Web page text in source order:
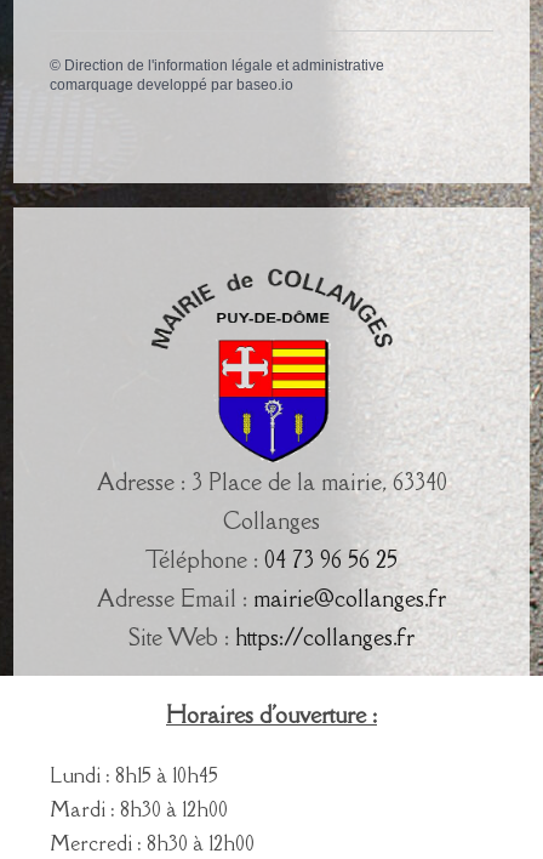
© Direction de l'information légale et administrative
comarquage developpé par baseo.io
Adresse : 3 Place de la mairie, 63340
Collanges
Téléphone : 04 73 96 56 25
Adresse Email : mairie@collanges.fr
Site Web : https://collanges.fr
Horaires d'ouverture :
Lundi : 8h15 à 10h45
Mardi : 8h30 à 12h00
Mercredi : 8h30 à 12h00